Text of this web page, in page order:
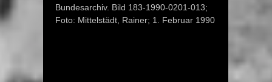
Bundesarchiv. Bild 183-1990-0201-013;
Foto: Mittelstädt, Rainer; 1. Februar 1990